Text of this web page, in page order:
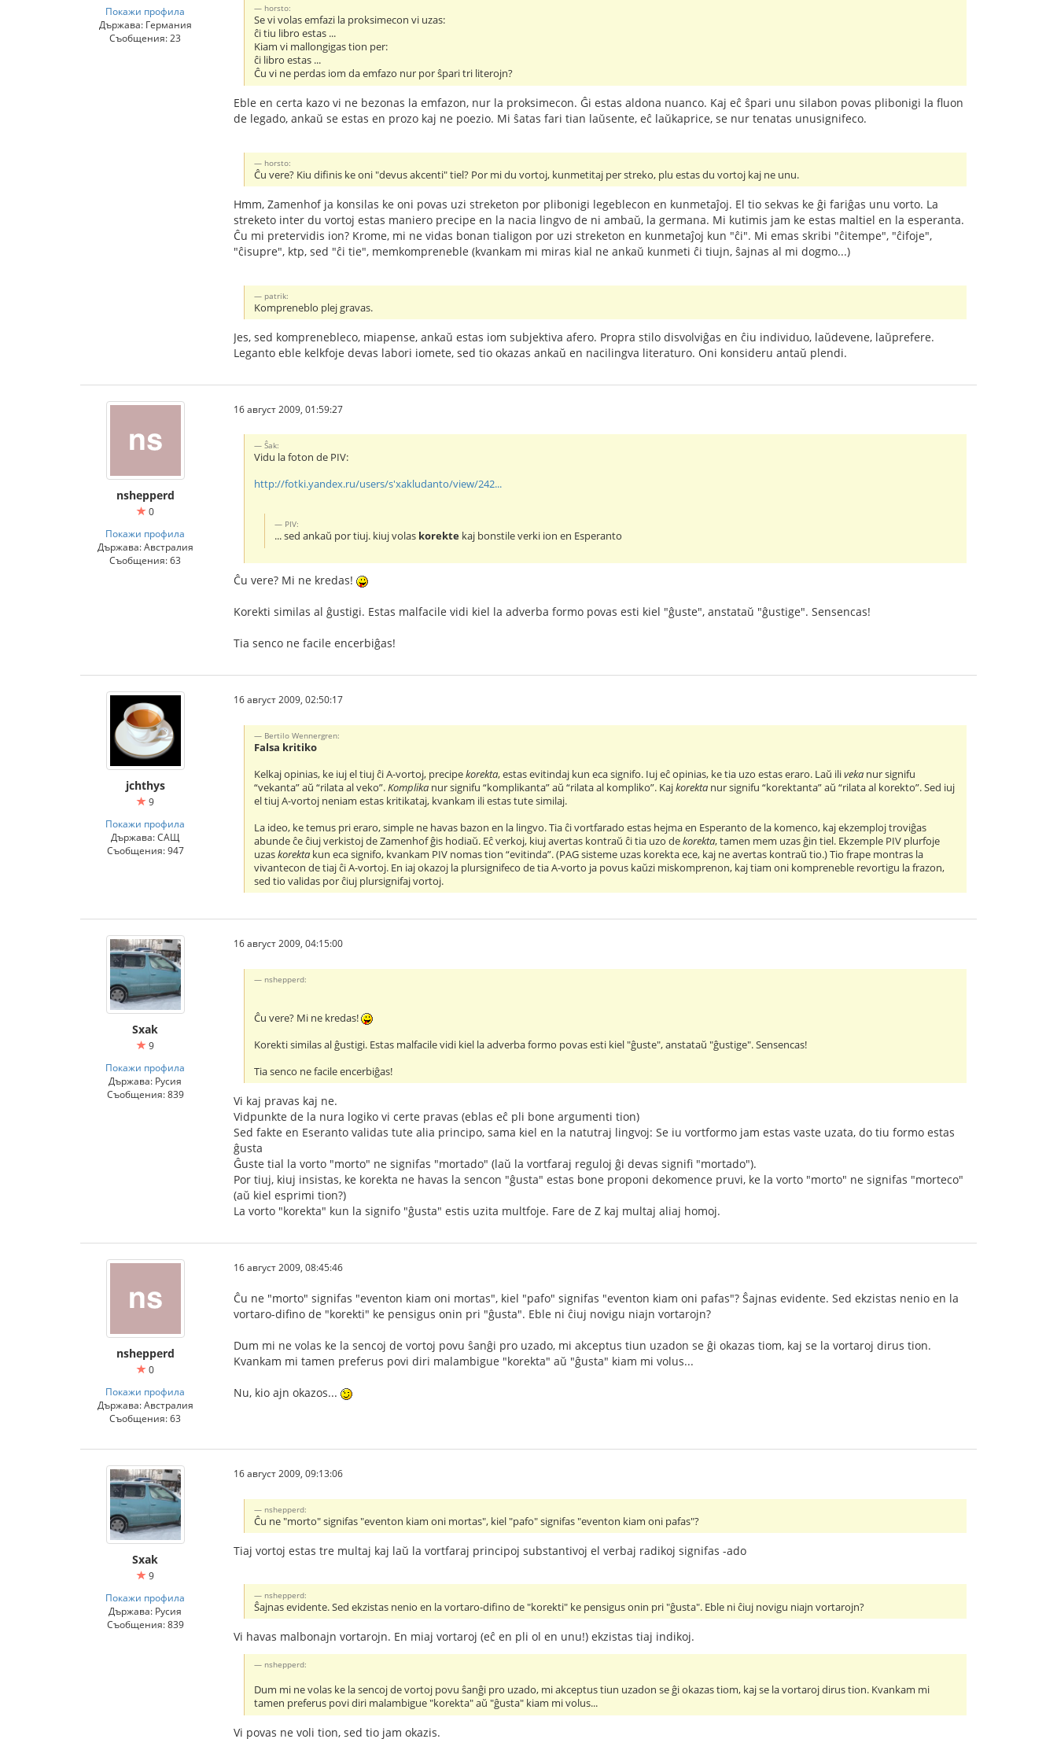
Покажи профила
Държава: Германия
Съобщения: 23
horsto:
Se vi volas emfazi la proksimecon vi uzas:
ĉi tiu libro estas ...
Kiam vi mallongigas tion per:
ĉi libro estas ...
Ĉu vi ne perdas iom da emfazo nur por ŝpari tri literojn?
Eble en certa kazo vi ne bezonas la emfazon, nur la proksimecon. Ĝi estas aldona nuanco. Kaj eĉ ŝpari unu silabon povas plibonigi la fluon
de legado, ankaŭ se estas en prozo kaj ne poezio. Mi ŝatas fari tian laŭsente, eĉ laŭkaprice, se nur tenatas unusignifeco.
horsto:
Ĉu vere? Kiu difinis ke oni "devus akcenti" tiel? Por mi du vortoj, kunmetitaj per streko, plu estas du vortoj kaj ne unu.
Hmm, Zamenhof ja konsilas ke oni povas uzi streketon por plibonigi legeblecon en kunmetaĵoj. El tio sekvas ke ĝi fariĝas unu vorto. La
streketo inter du vortoj estas maniero precipe en la nacia lingvo de ni ambaŭ, la germana. Mi kutimis jam ke estas maltiel en la esperanta.
Ĉu mi pretervidis ion? Krome, mi ne vidas bonan tialigon por uzi streketon en kunmetaĵoj kun "ĉi". Mi emas skribi "ĉitempe", "ĉifoje",
"ĉisupre", ktp, sed "ĉi tie", memkompreneble (kvankam mi miras kial ne ankaŭ kunmeti ĉi tiujn, ŝajnas al mi dogmo...)
patrik:
Kompreneblo plej gravas.
Jes, sed komprenebleco, miapense, ankaŭ estas iom subjektiva afero. Propra stilo disvolviĝas en ĉiu individuo, laŭdevene, laŭprefere.
Leganto eble kelkfoje devas labori iomete, sed tio okazas ankaŭ en nacilingva literaturo. Oni konsideru antaŭ plendi.
nshepperd
0
Покажи профила
Държава: Австралия
Съобщения: 63
16 август 2009, 01:59:27
Ŝak:
Vidu la foton de PIV:
http://fotki.yandex.ru/users/s'xakludanto/view/242...
PIV:
... sed ankaŭ por tiuj. kiuj volas korekte kaj bonstile verki ion en Esperanto
Ĉu vere? Mi ne kredas!
Korekti similas al ĝustigi. Estas malfacile vidi kiel la adverba formo povas esti kiel "ĝuste", anstataŭ "ĝustige". Sensencas!
Tia senco ne facile encerbiĝas!
jchthys
9
Покажи профила
Държава: САЩ
Съобщения: 947
16 август 2009, 02:50:17
Bertilo Wennergren:
Falsa kritiko
Kelkaj opinias, ke iuj el tiuj ĉi A-vortoj, precipekorekta, estas evitindaj kun eca signifo. Iuj eĉ opinias, ke tia uzo estas eraro. Laŭ iliveka nur signifu
“vekanta” aŭ “rilata al veko”.Komplika nur signifu “komplikanta” aŭ “rilata al kompliko”. Kajkorekta nur signifu “korektanta” aŭ “rilata al korekto”. Sed iuj
el tiuj A-vortoj neniam estas kritikataj, kvankam ili estas tute similaj.
La ideo, ke temus pri eraro, simple ne havas bazon en la lingvo. Tia ĉi vortfarado estas hejma en Esperanto de la komenco, kaj ekzemploj troviĝas
abunde ĉe ĉiuj verkistoj de Zamenhof ĝis hodiaŭ. Eĉ verkoj, kiuj avertas kontraŭ ĉi tia uzo dekorekta, tamen mem uzas ĝin tiel. Ekzemple PIV plurfoje
uzaskorekta kun eca signifo, kvankam PIV nomas tion “evitinda”. (PAG sisteme uzas korekta ece, kaj ne avertas kontraŭ tio.) Tio frape montras la
vivantecon de tiaj ĉi A-vortoj. En iaj okazoj la plursignifeco de tia A-vorto ja povus kaŭzi miskomprenon, kaj tiam oni kompreneble revortigu la frazon,
sed tio validas por ĉiuj plursignifaj vortoj.
Sxak
9
Покажи профила
Държава: Русия
Съобщения: 839
16 август 2009, 04:15:00
nshepperd:
Ĉu vere? Mi ne kredas!
Korekti similas al ĝustigi. Estas malfacile vidi kiel la adverba formo povas esti kiel "ĝuste", anstataŭ "ĝustige". Sensencas!
Tia senco ne facile encerbiĝas!
Vi kaj pravas kaj ne.
Vidpunkte de la nura logiko vi certe pravas (eblas eĉ pli bone argumenti tion)
Sed fakte en Eseranto validas tute alia principo, sama kiel en la natutraj lingvoj: Se iu vortformo jam estas vaste uzata, do tiu formo estas
ĝusta
Ĝuste tial la vorto "morto" ne signifas "mortado" (laŭ la vortfaraj reguloj ĝi devas signifi "mortado").
Por tiuj, kiuj insistas, ke korekta ne havas la sencon "ĝusta" estas bone proponi dekomence pruvi, ke la vorto "morto" ne signifas "morteco"
(aŭ kiel esprimi tion?)
La vorto "korekta" kun la signifo "ĝusta" estis uzita multfoje. Fare de Z kaj multaj aliaj homoj.
nshepperd
0
Покажи профила
Държава: Австралия
Съобщения: 63
16 август 2009, 08:45:46
Ĉu ne "morto" signifas "eventon kiam oni mortas", kiel "pafo" signifas "eventon kiam oni pafas"? Ŝajnas evidente. Sed ekzistas nenio en la
vortaro-difino de "korekti" ke pensigus onin pri "ĝusta". Eble ni ĉiuj novigu niajn vortarojn?
Dum mi ne volas ke la sencoj de vortoj povu ŝanĝi pro uzado, mi akceptus tiun uzadon se ĝi okazas tiom, kaj se la vortaroj dirus tion.
Kvankam mi tamen preferus povi diri malambigue "korekta" aŭ "ĝusta" kiam mi volus...
Nu, kio ajn okazos...
Sxak
9
Покажи профила
Държава: Русия
Съобщения: 839
16 август 2009, 09:13:06
nshepperd:
Ĉu ne "morto" signifas "eventon kiam oni mortas", kiel "pafo" signifas "eventon kiam oni pafas"?
Tiaj vortoj estas tre multaj kaj laŭ la vortfaraj principoj substantivoj el verbaj radikoj signifas -ado
nshepperd:
Ŝajnas evidente. Sed ekzistas nenio en la vortaro-difino de "korekti" ke pensigus onin pri "ĝusta". Eble ni ĉiuj novigu niajn vortarojn?
Vi havas malbonajn vortarojn. En miaj vortaroj (eĉ en pli ol en unu!) ekzistas tiaj indikoj.
nshepperd:
Dum mi ne volas ke la sencoj de vortoj povu ŝanĝi pro uzado, mi akceptus tiun uzadon se ĝi okazas tiom, kaj se la vortaroj dirus tion. Kvankam mi
tamen preferus povi diri malambigue "korekta" aŭ "ĝusta" kiam mi volus...
Vi povas ne voli tion, sed tio jam okazis.